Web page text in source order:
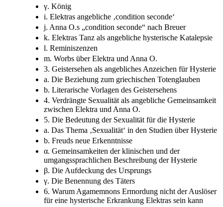
γ. König
i. Elektras angebliche ‚condition seconde‘
j. Anna O.s „condition seconde“ nach Breuer
k. Elektras Tanz als angebliche hysterische Katalepsie
l. Reminiszenzen
m. Worbs über Elektra und Anna O.
3. Geistersehen als angebliches Anzeichen für Hysterie
a. Die Beziehung zum griechischen Totenglauben
b. Literarische Vorlagen des Geistersehens
4. Verdrängte Sexualität als angebliche Gemeinsamkeit
zwischen Elektra und Anna O.
5. Die Bedeutung der Sexualität für die Hysterie
a. Das Thema ‚Sexualität‘ in den Studien über Hysterie
b. Freuds neue Erkenntnisse
α. Gemeinsamkeiten der klinischen und der
umgangssprachlichen Beschreibung der Hysterie
β. Die Aufdeckung des Ursprungs
γ. Die Benennung des Täters
6. Warum Agamemnons Ermordung nicht der Auslöser
für eine hysterische Erkrankung Elektras sein kann